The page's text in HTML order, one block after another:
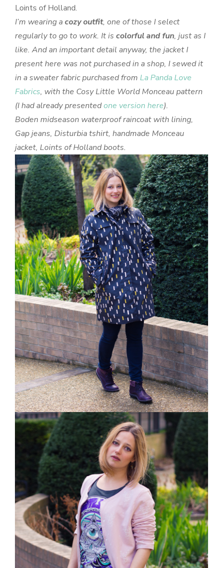
Loints of Holland.
I’m wearing acozy outfit, one of those I select
regularly to go to work. It is colorful and fun, just as I
like. And an important detail anyway, the jacket I
present here was not purchased in a shop, I sewed it
in a sweater fabric purchased from La Panda Love
Fabrics, with the Cosy Little World Monceau pattern
(I had already presentedone version here).
Boden midseason waterproof raincoat with lining,
Gap jeans, Disturbia tshirt, handmade Monceau
jacket, Loints of Holland boots.